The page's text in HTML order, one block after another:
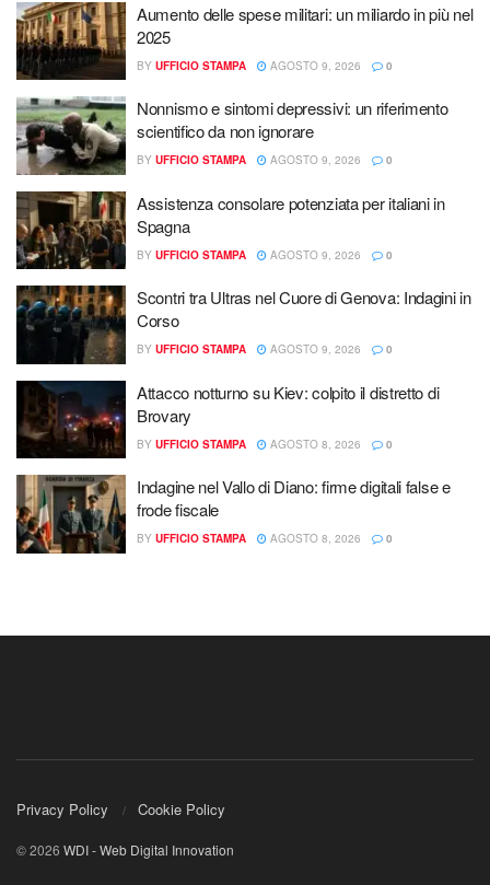
Aumento delle spese militari: un miliardo in più nel
2025
BY UFFICIO STAMPA AGOSTO 9, 2026 0
Nonnismo e sintomi depressivi: un riferimento
scientifico da non ignorare
BY UFFICIO STAMPA AGOSTO 9, 2026 0
Assistenza consolare potenziata per italiani in
Spagna
BY UFFICIO STAMPA AGOSTO 9, 2026 0
Scontri tra Ultras nel Cuore di Genova: Indagini in
Corso
BY UFFICIO STAMPA AGOSTO 9, 2026 0
Attacco notturno su Kiev: colpito il distretto di
Brovary
BY UFFICIO STAMPA AGOSTO 8, 2026 0
Indagine nel Vallo di Diano: firme digitali false e
frode fiscale
BY UFFICIO STAMPA AGOSTO 8, 2026 0
Privacy Policy Cookie Policy
© 2026 WDI - Web Digital Innovation